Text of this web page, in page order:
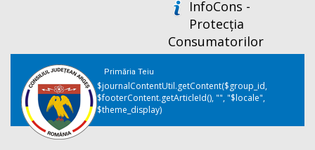
InfoCons -
Protecția
Consumatorilor
Primăria Teiu
$journalContentUtil.getContent($group_id,
$footerContent.getArticleId(), "", "$locale",
$theme_display)